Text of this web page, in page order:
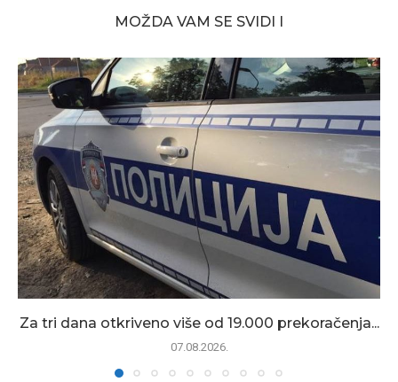
MOŽDA VAM SE SVIDI I
Za tri dana otkriveno više od 19.000 prekoračenja...
07.08.2026.